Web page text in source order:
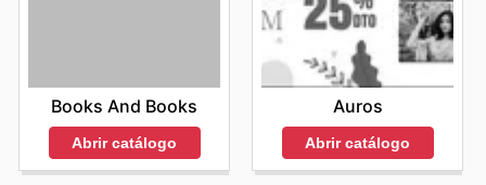
Books And Books
Abrir catálogo
Auros
Abrir catálogo